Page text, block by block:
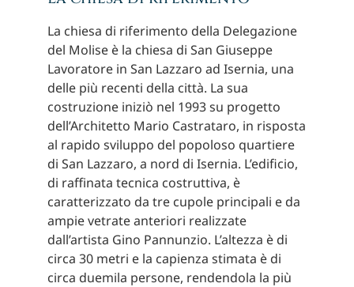
La chiesa di riferimento della Delegazione
del Molise è la chiesa di San Giuseppe
Lavoratore in San Lazzaro ad Isernia, una
delle più recenti della città. La sua
costruzione iniziò nel 1993 su progetto
dell’Architetto Mario Castrataro, in risposta
al rapido sviluppo del popoloso quartiere
di San Lazzaro, a nord di Isernia. L’edificio,
di raffinata tecnica costruttiva, è
caratterizzato da tre cupole principali e da
ampie vetrate anteriori realizzate
dall’artista Gino Pannunzio. L’altezza è di
circa 30 metri e la capienza stimata è di
circa duemila persone, rendendola la più